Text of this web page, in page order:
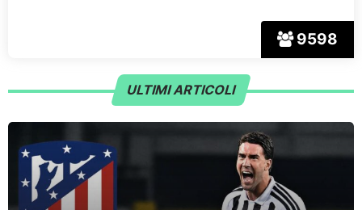
9598
ULTIMI ARTICOLI